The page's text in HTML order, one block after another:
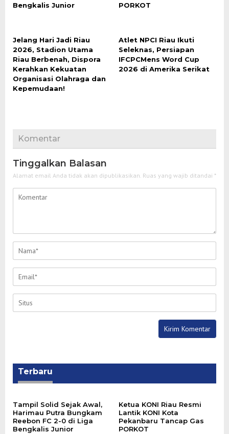
Bengkalis Junior PORKOT
Jelang Hari Jadi Riau
2026, Stadion Utama
Riau Berbenah, Dispora
Kerahkan Kekuatan
Organisasi Olahraga dan
Kepemudaan!
Atlet NPCI Riau Ikuti
Seleknas, Persiapan
IFCPCMens Word Cup
2026 di Amerika Serikat
Komentar
Tinggalkan Balasan
Alamat email Anda tidak akan dipublikasikan. Ruas yang wajib ditandai *
Terbaru
Tampil Solid Sejak Awal,
Harimau Putra Bungkam
Reebon FC 2-0 di Liga
Bengkalis Junior
Ketua KONI Riau Resmi
Lantik KONI Kota
Pekanbaru Tancap Gas
PORKOT